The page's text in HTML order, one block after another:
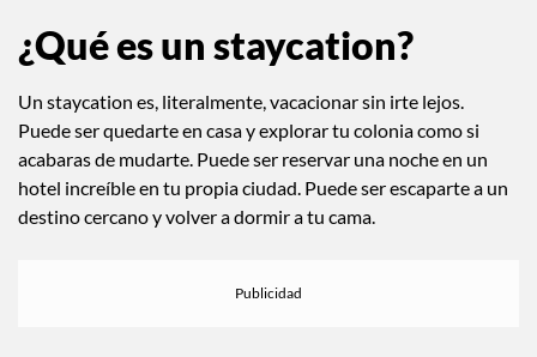
¿Qué es un staycation?
Un staycation es, literalmente, vacacionar sin irte lejos.
Puede ser quedarte en casa y explorar tu colonia como si
acabaras de mudarte. Puede ser reservar una noche en un
hotel increíble en tu propia ciudad. Puede ser escaparte a un
destino cercano y volver a dormir a tu cama.